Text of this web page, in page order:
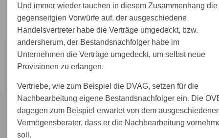
Und immer wieder tauchen in diesem Zusammenhang die
gegenseitgien Vorwürfe auf, der ausgeschiedene
Handelsvertreter habe die Verträge umgedeckt, bzw.
andersherum, der Bestandsnachfolger habe im
Unternehmen die Verträge umgedeckt, um selbst neue
Provisionen zu erlangen.
Vertriebe, wie zum Beispiel die DVAG, setzen für die
Nachbearbeitung eigene Bestandsnachfolger ein. Die
dagegen zum Beispiel erwartet von dem
Vermögensberater, dass er die Nachbearbeitung
soll.